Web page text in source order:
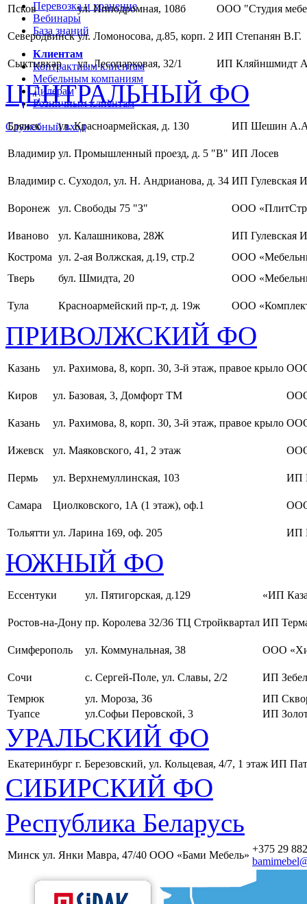
Перевозка и хранение
Вебинары
База знаний
Клиентам
Контрактным клиентам
Мебельным компаниям
Дилерам
Розничным клиентам
Служебный вход
Псков ул. Ипподромная, 108б ООО "Студия
Северодвинск ул. Ломоносова, д.85, корп. 2 ИП Степанян В.Г.
Сыктывкар ул. Лесопарковая, 32/1 ИП Кляйншмидт
ЦЕНТРАЛЬНЫЙ ФО
Брянск ул. Красноармейская, д. 130 ИП Шешин
Владимир ул. Промышленный проезд, д. 5 "В" ИП Лосев
Владимир с. Суходол, ул. Н. Андрианова, д. 34 ИП Гулевская
Воронеж ул. Свободы 75 "З" ООО
Иваново ул. Калашникова, 28Ж
ИП Гулевская
Кострома ул. 2-ая Волжская, д.19, стр.2
ООО
Тверь
бул. Шмидта, 20 ООО
Тула Красноармейский пр-т, д. 19ж ООО
ПРИВОЛЖСКИЙ ФО
Казань ул. Рахимова, 8, корп. 30, 3-й этаж, правое крыло
Киров ул. Базовая, 3, Домфорт ТМ
Казань ул. Рахимова, 8, корп. 30, 3-й этаж, правое крыло
Ижевск ул. Маяковского, 41, 2 этаж
Пермь ул. Верхнемуллинская, 103 ИП
Самара Циолковского, 1А (1 этаж), оф.1
Тольятти ул. Ларина 169, оф. 205 ИП
ЮЖНЫЙ ФО
Ессентуки ул. Пятигорская, д.129 «ИП
Ростов-на-Дону пр. Королева 32/36 ТЦ Стройквартал ИП
Симферополь ул. Коммунальная, 38 ООО
Сочи с. Сергей-Поле, ул. Славы, 2/2
ИП
Темрюк
ул. Мороза, 36
ИП
Туапсе
ул.Софьи Перовской, 3 ИП
УРАЛЬСКИЙ ФО
Екатеринбург г. Березовский, ул. Кольцевая, 4/7, 1 этаж ИП
СИБИРСКИЙ ФО
Республика Беларусь
Минск ул. Янки Мавра, 47/40 ООО «Бами Мебель»
+375 29